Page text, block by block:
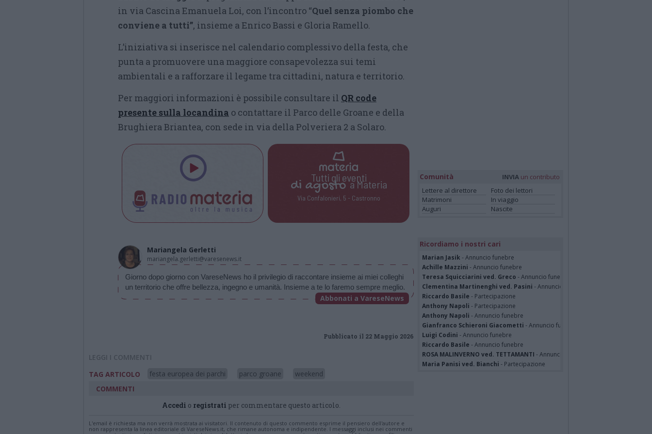
in via Cascina Emanuela Loi, con l’incontro “Quel senza piombo che
conviene a tutti”, insieme a Enrico Bassi e Gloria Ramello.
L’iniziativa si inserisce nel calendario complessivo della festa, che
punta a promuovere una maggiore consapevolezza sui temi
ambientali e a rafforzare il legame tra cittadini, natura e territorio.
Per maggiori informazioni è possibile consultare il QR code
presente sulla locandina o contattare il Parco delle Groane e della
Brughiera Briantea, con sede in via della Polveriera 2 a Solaro.
Tutti gli eventi
di agostoa Materia
Via Confalonieri, 5 - Castronno
Mariangela Gerletti
mariangela.gerletti@varesenews.it
Giorno dopo giorno con VareseNews ho il privilegio di raccontare insieme ai miei colleghi
un territorio che offre bellezza, ingegno e umanità. Insieme a te lo faremo sempre meglio.
Abbonati a VareseNews
Pubblicato il 22 Maggio 2026
LEGGI I COMMENTI
TAG ARTICOLO
festa europea dei parchi parco groane
weekend
COMMENTI
Accedi o registrati per commentare questo articolo.
L'email è richiesta ma non verrà mostrata ai visitatori. Il contenuto di questo commento esprime il pensiero dell'autore e
non rappresenta la linea editoriale di VareseNews.it, che rimane autonoma e indipendente. I messaggi inclusi nei commenti
Comunità INVIA un contributo
Lettere al direttore
Foto dei lettori
Matrimoni
In viaggio
Auguri
Nascite
Ricordiamo i nostri cari
Marian Jasik - Annuncio funebre
Achille Mazzini - Annuncio funebre
Teresa Squicciarini ved. Greco - Annuncio funebre
Clementina Martinenghi ved. Pasini - Annuncio funebre
Riccardo Basile - Partecipazione
Anthony Napoli - Partecipazione
Anthony Napoli - Annuncio funebre
Gianfranco Schieroni Giacometti - Annuncio funebre
Luigi Codini - Annuncio funebre
Riccardo Basile - Annuncio funebre
ROSA MALINVERNO ved. TETTAMANTI - Annuncio funebre
Maria Panisi ved. Bianchi - Partecipazione